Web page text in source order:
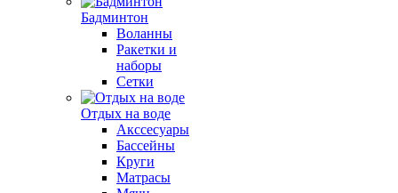
Бадминтон
Воланны
Ракетки и
наборы
Сетки
Отдых на воде
Акссесуары
Бассейны
Круги
Матрасы